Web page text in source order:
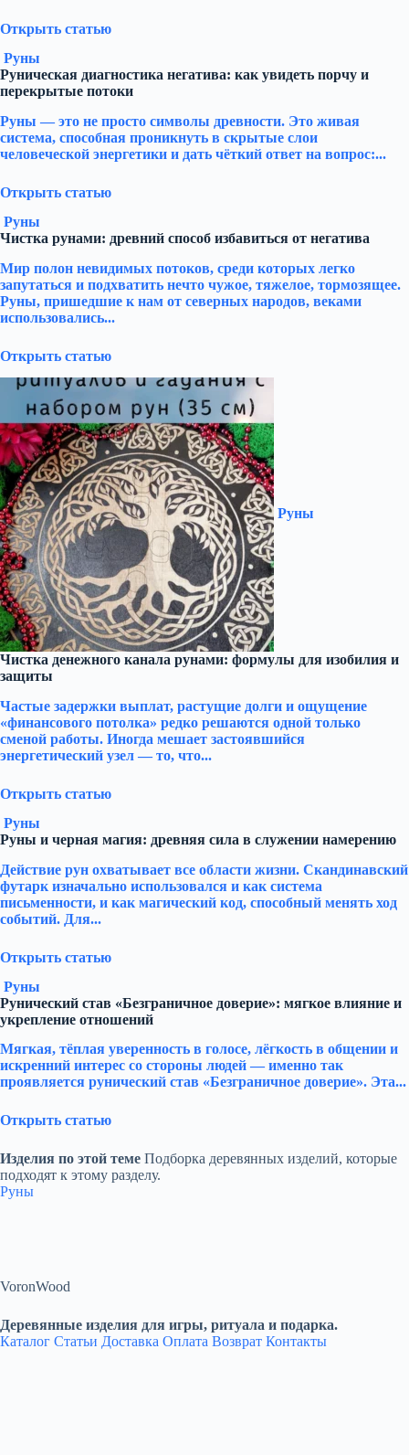
Открыть статью
Руны
Руническая диагностика негатива: как увидеть порчу и
перекрытые потоки
Руны — это не просто символы древности. Это живая
система, способная проникнуть в скрытые слои
человеческой энергетики и дать чёткий ответ на вопрос:...
Открыть статью
Руны
Чистка рунами: древний способ избавиться от негатива
Мир полон невидимых потоков, среди которых легко
запутаться и подхватить нечто чужое, тяжелое, тормозящее.
Руны, пришедшие к нам от северных народов, веками
использовались...
Открыть статью
Руны
Чистка денежного канала рунами: формулы для изобилия и
защиты
Частые задержки выплат, растущие долги и ощущение
«финансового потолка» редко решаются одной только
сменой работы. Иногда мешает застоявшийся
энергетический узел — то, что...
Открыть статью
Руны
Руны и черная магия: древняя сила в служении намерению
Действие рун охватывает все области жизни. Скандинавский
футарк изначально использовался и как система
письменности, и как магический код, способный менять ход
событий. Для...
Открыть статью
Руны
Рунический став «Безграничное доверие»: мягкое влияние и
укрепление отношений
Мягкая, тёплая уверенность в голосе, лёгкость в общении и
искренний интерес со стороны людей — именно так
проявляется рунический став «Безграничное доверие». Эта...
Открыть статью
Изделия по этой теме Подборка деревянных изделий, которые
подходят к этому разделу.
Руны
VoronWood
Деревянные изделия для игры, ритуала и подарка.
Каталог Статьи Доставка Оплата Возврат Контакты